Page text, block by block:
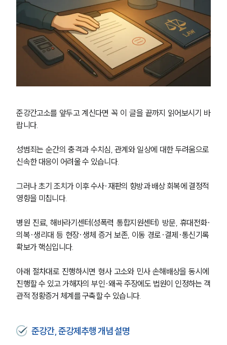
준강간고소를 앞두고 계신다면 꼭 이 글을 끝까지 읽어보시기 바
랍니다.
성범죄는 순간의 충격과 수치심, 관계와 일상에 대한 두려움으로
신속한 대응이 어려울 수 있습니다.
그러나 초기 조치가 이후 수사·재판의 향방과 배상 회복에 결정적
영향을 미칩니다.
병원 진료, 해바라기센터(성폭력 통합지원센터) 방문, 휴대전화·
의복·생리대 등 현장·생체 증거 보존, 이동 경로·결제·통신기록
확보가 핵심입니다.
아래 절차대로 진행하시면 형사 고소와 민사 손해배상을 동시에
진행할 수 있고 가해자의 부인·왜곡 주장에도 법원이 인정하는 객
관적 정황증거 체계를 구축할 수 있습니다.
준강간, 준강제추행 개념 설명